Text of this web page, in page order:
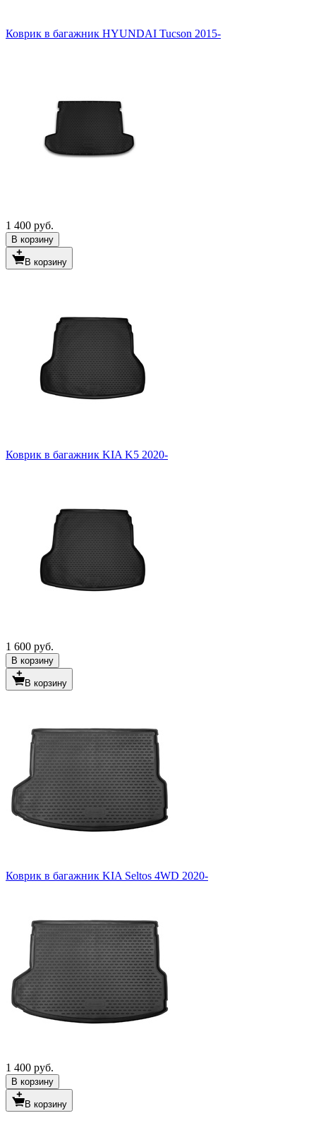
Коврик в багажник HYUNDAI Tucson 2015-
1 400 руб.
В корзину
В корзину
Коврик в багажник KIA K5 2020-
1 600 руб.
В корзину
В корзину
Коврик в багажник KIA Seltos 4WD 2020-
1 400 руб.
В корзину
В корзину